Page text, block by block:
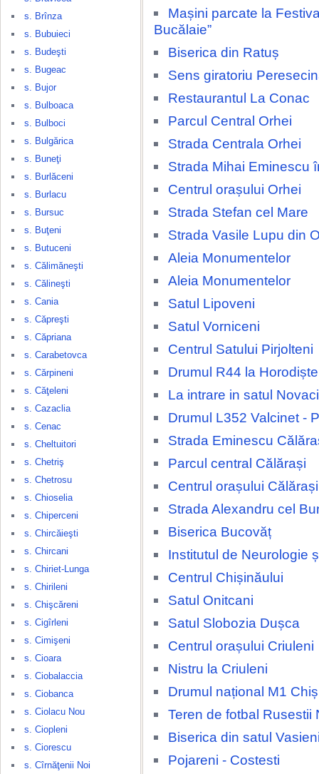
s. Brînza
s. Bubuieci
s. Budeşti
s. Bugeac
s. Bujor
s. Bulboaca
s. Bulboci
s. Bulgărica
s. Buneţi
s. Burlăceni
s. Burlacu
s. Bursuc
s. Buţeni
s. Butuceni
s. Călimăneşti
s. Călineşti
s. Cania
s. Căpreşti
s. Căpriana
s. Carabetovca
s. Cărpineni
s. Căţeleni
s. Cazaclia
s. Cenac
s. Cheltuitori
s. Chetriş
s. Chetrosu
s. Chioselia
s. Chiperceni
s. Chircăieşti
s. Chircani
s. Chiriet-Lunga
s. Chirileni
s. Chişcăreni
s. Cigîrleni
s. Cimişeni
s. Cioara
s. Ciobalaccia
s. Ciobanca
s. Ciolacu Nou
s. Ciopleni
s. Ciorescu
s. Cîrnăţenii Noi
Mașini parcate la
Bucălaie”
Biserica din Ratuș
Sens giratoriu
Restaurantul La Conac
Parcul Central Orhei
Strada Centrala Orhei
Strada Mihai Eminescu
Centrul orașului Orhei
Strada Stefan cel Mare
Strada Vasile Lupu din
Aleia Monumentelor
Aleia Monumentelor
Satul Lipoveni
Satul Vorniceni
Centrul Satului Pirjolteni
Drumul R44 la Horodiște
La intrare in satul Novaci
Drumul L352 Valcinet -
Strada Eminescu
Parcul central Călărași
Centrul orașului Călărași
Strada Alexandru cel
Biserica Bucovăț
Institutul de Neurologie
Centrul Chișinăului
Satul Onitcani
Satul Slobozia Dușca
Centrul orașului Criuleni
Nistru la Criuleni
Drumul național M1
Teren de fotbal Rusestii
Biserica din satul
Pojareni - Costesti